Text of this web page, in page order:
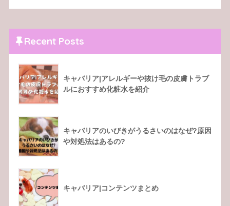
Recent Posts
キャバリア|アレルギーや抜け毛の皮膚トラブ
ルにおすすめ化粧水を紹介
キャバリアのいびきがうるさいのはなぜ?原因
や対処法はあるの?
キャバリア|コンテンツまとめ